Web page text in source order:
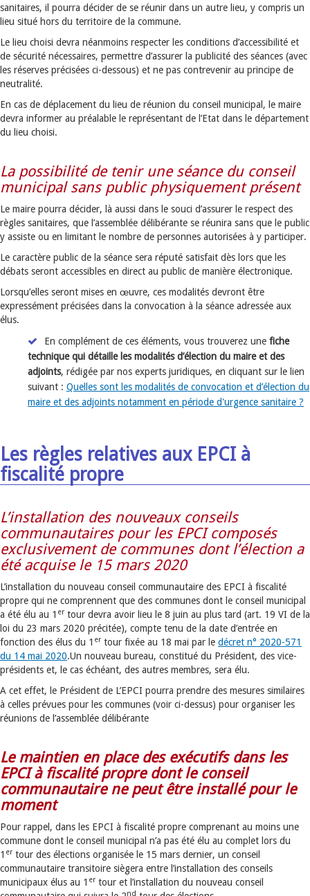
sanitaires, il pourra décider de se réunir dans un autre lieu, y compris un
lieu situé hors du territoire de la commune.
Le lieu choisi devra néanmoins respecter les conditions d’accessibilité et
de sécurité nécessaires, permettre d’assurer la publicité des séances (avec
les réserves précisées ci-dessous) et ne pas contrevenir au principe de
neutralité.
En cas de déplacement du lieu de réunion du conseil municipal, le maire
devra informer au préalable le représentant de l’Etat dans le département
du lieu choisi.
La possibilité de tenir une séance du conseil
municipal sans public physiquement présent
Le maire pourra décider, là aussi dans le souci d’assurer le respect des
règles sanitaires, que l’assemblée délibérante se réunira sans que le public
y assiste ou en limitant le nombre de personnes autorisées à y participer.
Le caractère public de la séance sera réputé satisfait dès lors que les
débats seront accessibles en direct au public de manière électronique.
Lorsqu’elles seront mises en œuvre, ces modalités devront être
expressément précisées dans la convocation à la séance adressée aux
élus.
En complément de ces éléments, vous trouverez une fiche
technique qui détaille les modalités d’élection du maire et des
adjoints, rédigée par nos experts juridiques, en cliquant sur le lien
suivant : Quelles sont les modalités de convocation et d’élection du
maire et des adjoints notamment en période d'urgence sanitaire ?
Les règles relatives aux EPCI à
fiscalité propre
L’installation des nouveaux conseils
communautaires pour les EPCI composés
exclusivement de communes dont l’élection a
été acquise le 15 mars 2020
L’installation du nouveau conseil communautaire des EPCI à fiscalité
propre qui ne comprennent que des communes dont le conseil municipal
a été élu au 1 er tour devra avoir lieu le 8 juin au plus tard (art. 19 VI de la
loi du 23 mars 2020 précitée), compte tenu de la date d’entrée en
fonction des élus du 1 er tour fixée au 18 mai par le décret n° 2020-571
du 14 mai 2020.Un nouveau bureau, constitué du Président, des vice-
présidents et, le cas échéant, des autres membres, sera élu.
A cet effet, le Président de L’EPCI pourra prendre des mesures similaires
à celles prévues pour les communes (voir ci-dessus) pour organiser les
réunions de l’assemblée délibérante
Le maintien en place des exécutifs dans les
EPCI à fiscalité propre dont le conseil
communautaire ne peut être installé pour le
moment
Pour rappel, dans les EPCI à fiscalité propre comprenant au moins une
commune dont le conseil municipal n’a pas été élu au complet lors du
1 er tour des élections organisée le 15 mars dernier, un conseil
communautaire transitoire siègera entre l’installation des conseils
municipaux élus au 1 er tour et l’installation du nouveau conseil
nd